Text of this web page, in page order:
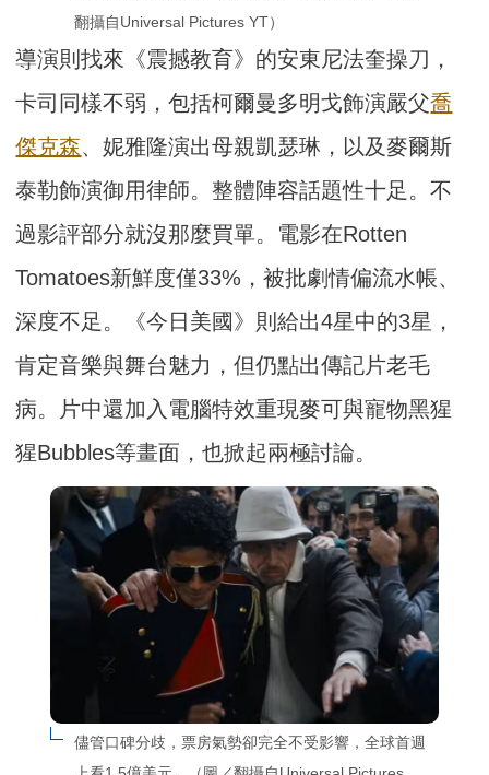
翻攝自Universal Pictures YT）
導演則找來《震撼教育》的安東尼法奎操刀，
卡司同樣不弱，包括柯爾曼多明戈飾演嚴父喬
傑克森、妮雅隆演出母親凱瑟琳，以及麥爾斯
泰勒飾演御用律師。整體陣容話題性十足。不
過影評部分就沒那麼買單。電影在Rotten
Tomatoes新鮮度僅33%，被批劇情偏流水帳、
深度不足。《今日美國》則給出4星中的3星，
肯定音樂與舞台魅力，但仍點出傳記片老毛
病。片中還加入電腦特效重現麥可與寵物黑猩
猩Bubbles等畫面，也掀起兩極討論。
儘管口碑分歧，票房氣勢卻完全不受影響，全球首週